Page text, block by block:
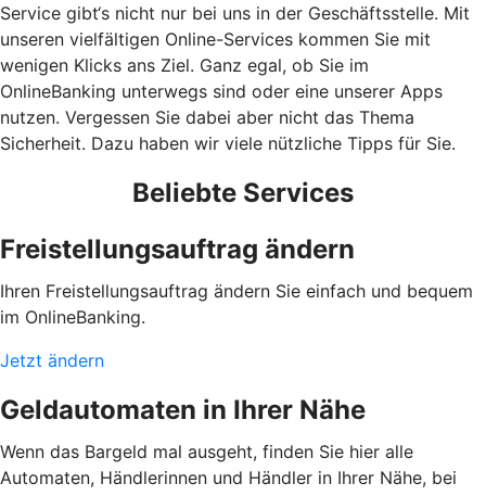
Service gibt‘s nicht nur bei uns in der Geschäftsstelle. Mit
unseren vielfältigen Online-Services kommen Sie mit
wenigen Klicks ans Ziel. Ganz egal, ob Sie im
OnlineBanking unterwegs sind oder eine unserer Apps
nutzen. Vergessen Sie dabei aber nicht das Thema
Sicherheit. Dazu haben wir viele nützliche Tipps für Sie.
Beliebte Services
Freistellungsauftrag ändern
Ihren Freistellungsauftrag ändern Sie einfach und bequem
im OnlineBanking.
Jetzt ändern
Geldautomaten in Ihrer Nähe
Wenn das Bargeld mal ausgeht, finden Sie hier alle
Automaten, Händlerinnen und Händler in Ihrer Nähe, bei